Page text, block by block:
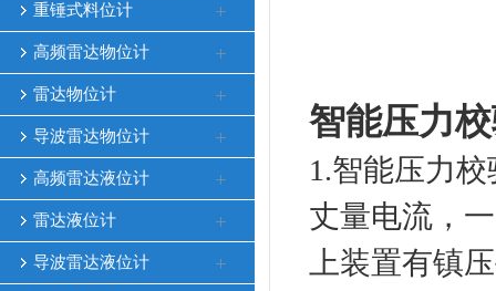
重锤式料位计
高频雷达物位计
雷达物位计
导波雷达物位计
高频雷达液位计
雷达液位计
导波雷达液位计
智能压力
1.智能压力
丈量电流，
上装置有镇